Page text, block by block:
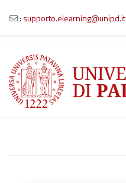
Vai al contenuto principale
: supporto.elearning@unipd.it